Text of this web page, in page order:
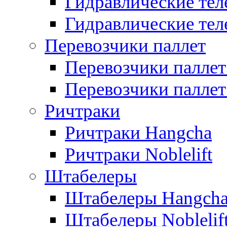
Гидравлические
Перевозчики паллет
Перевозчики
Перевозчики
Ричтраки
Ричтраки Hangcha
Ричтраки Noblelift
Штабелеры
Штабелеры
Штабелеры